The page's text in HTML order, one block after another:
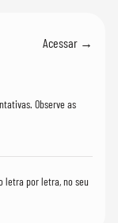
Acessar →
Observe as
letra por letra, no seu